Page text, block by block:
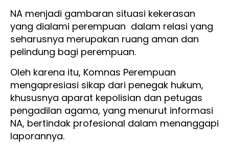
NA menjadi gambaran situasi kekerasan
yang dialami perempuan dalam relasi yang
seharusnya merupakan ruang aman dan
pelindung bagi perempuan.
Oleh karena itu, Komnas Perempuan
mengapresiasi sikap dari penegak hukum,
khususnya aparat kepolisian dan petugas
pengadilan agama, yang menurut informasi
NA, bertindak profesional dalam menanggapi
laporannya.